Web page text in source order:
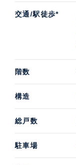
交通/駅徒歩*
階数
構造
総戸数
駐車場